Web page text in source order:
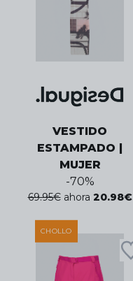
VESTIDO
ESTAMPADO |
MUJER
-70%
69.95€ ahora 20.98€
CHOLLO